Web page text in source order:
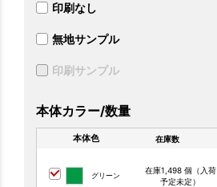
印刷なし
無地サンプル
印刷サンプル
本体カラー/数量
本体色 在庫数
グリーン
在庫1,498 個（入荷
予定未定）